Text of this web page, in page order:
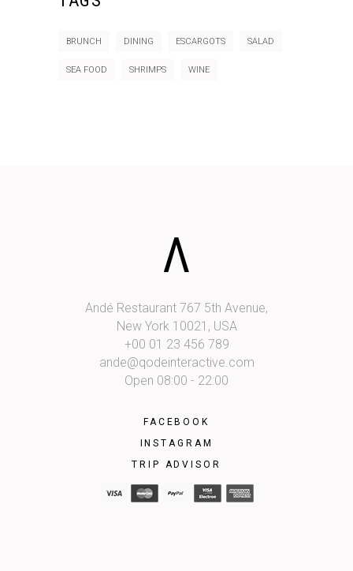
BRUNCH DINING ESCARGOTS SALAD
SEA FOOD SHRIMPS WINE
Andé Restaurant 767 5th Avenue,
New York 10021, USA
+00 01 23 456 789
ande@qodeinteractive.com
Open 08:00 - 22:00
FACEBOOK
INSTAGRAM
TRIP ADVISOR